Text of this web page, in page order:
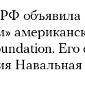
РФ объявила
Его
Навальная